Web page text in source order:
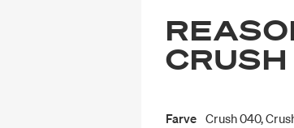
Farve Crush 040,